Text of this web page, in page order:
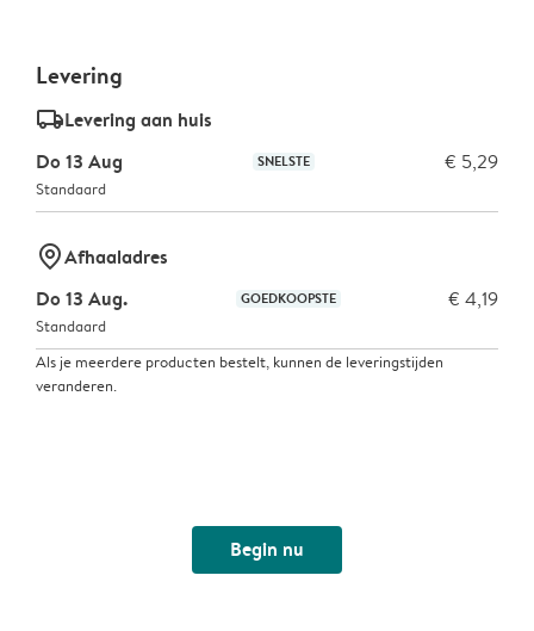
Levering
delivery_standard_v2Levering aan huis
Do 13 Aug
SNELSTE € 5,29
Standaard
marker-pinAfhaaladres
Do 13 Aug.
GOEDKOOPSTE € 4,19
Standaard
Als je meerdere producten bestelt, kunnen de leveringstijden
veranderen.
Begin nu